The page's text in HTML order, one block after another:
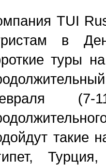
TUI
в
туры
такие